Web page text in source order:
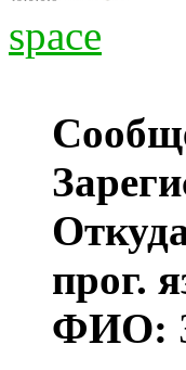
space
прог.
ФИО: